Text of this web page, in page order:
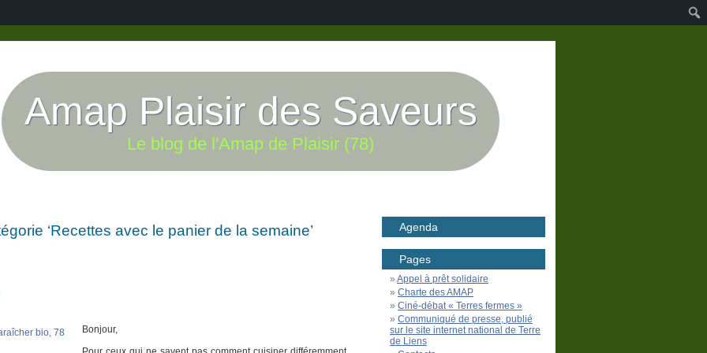
Amap Plaisir des Saveurs
Le blog de l'Amap de Plaisir (78)
‘Recettes avec le panier de la semaine’
Bonjour,
Agenda
Pages
Appel à prêt solidaire
Charte des AMAP
Ciné-débat « Terres fermes »
Communiqué de presse, publié
sur le site internet national de Terre
de Liens